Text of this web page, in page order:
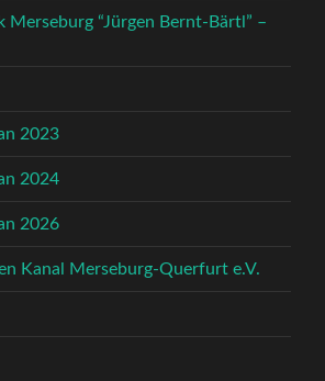
“Jürgen Bernt-Bärtl” –
2023
2024
2026
Kanal Merseburg-Querfurt e.V.